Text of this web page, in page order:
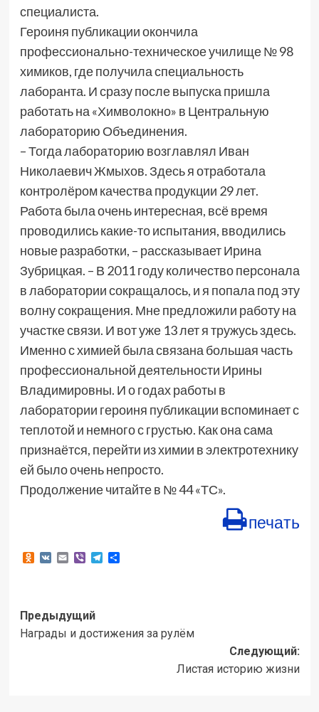
специалиста.
Героиня публикации окончила
профессионально-техническое училище № 98
химиков, где получила специальность
лаборанта. И сразу после выпуска пришла
работать на «Химволокно» в Центральную
лабораторию Объединения.
– Тогда лабораторию возглавлял Иван
Николаевич Жмыхов. Здесь я отработала
контролёром качества продукции 29 лет.
Работа была очень интересная, всё время
проводились какие-то испытания, вводились
новые разработки, – рассказывает Ирина
Зубрицкая. – В 2011 году количество персонала
в лаборатории сокращалось, и я попала под эту
волну сокращения. Мне предложили работу на
участке связи. И вот уже 13 лет я тружусь здесь.
Именно с химией была связана большая часть
профессиональной деятельности Ирины
Владимировны. И о годах работы в
лаборатории героиня публикации вспоминает с
теплотой и немного с грустью. Как она сама
признаётся, перейти из химии в электротехнику
ей было очень непросто.
Продолжение читайте в № 44 «ТС».
печать
Odnoklassniki
VKEmailViberTelegram
Отправить
Навигация
записи
Предыдущий
Награды и достижения за рулём
Следующий:
Листая историю жизни